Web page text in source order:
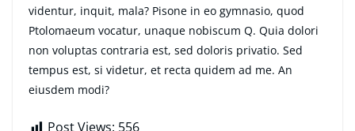
videntur, inquit, mala? Pisone in eo gymnasio, quod
Ptolomaeum vocatur, unaque nobiscum Q. Quia dolori
non voluptas contraria est, sed doloris privatio. Sed
tempus est, si videtur, et recta quidem ad me. An
eiusdem modi?
Post Views: 556